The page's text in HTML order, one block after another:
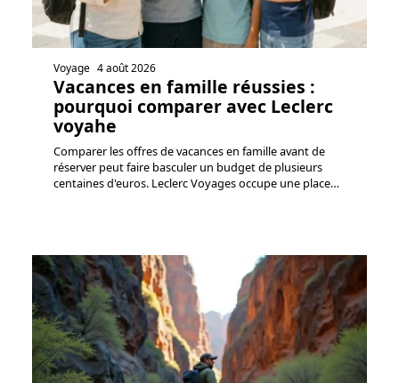
Voyage 4 août 2026
Vacances en famille réussies :
pourquoi comparer avec Leclerc
voyahe
Comparer les offres de vacances en famille avant de
réserver peut faire basculer un budget de plusieurs
centaines d'euros. Leclerc Voyages occupe une place…